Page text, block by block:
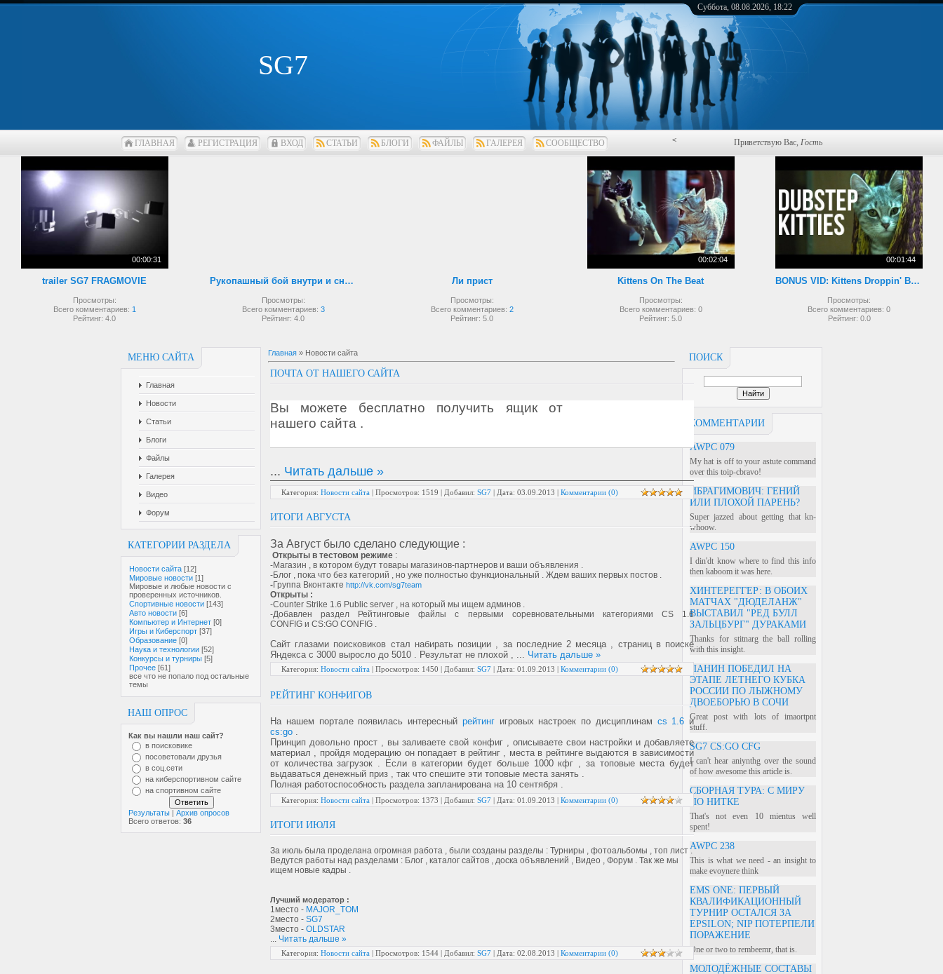
SG7
Суббота, 08.08.2026, 18:22
ГЛАВНАЯ РЕГИСТРАЦИЯ ВХОД СТАТЬИ БЛОГИ ФАЙЛЫ ГАЛЕРЕЯ СООБЩЕСТВО < Приветствую Вас, Гость
00:00:31
trailer SG7 FRAGMOVIE
Просмотры:
Всего комментариев: 1
Рейтинг: 4.0
Рукопашный бой внутри и снаружи
Просмотры:
Всего комментариев: 3
Рейтинг: 4.0
Ли прист
Просмотры:
Всего комментариев: 2
Рейтинг: 5.0
00:02:04
Kittens On The Beat
Просмотры:
Всего комментариев: 0
Рейтинг: 5.0
00:01:44
BONUS VID: Kittens Droppin' Beats
Просмотры:
Всего комментариев: 0
Рейтинг: 0.0
МЕНЮ САЙТА
Главная
Новости
Статьи
Блоги
Файлы
Галерея
Видео
Форум
КАТЕГОРИИ РАЗДЕЛА
Новости сайта [12]
Мировые новости [1]
Мировые и любые новости с
проверенных источников.
Спортивные новости [143]
Авто новости [6]
Компьютер и Интернет [0]
Игры и Киберспорт [37]
Образование [0]
Наука и технологии [52]
Конкурсы и турниры [5]
Прочее [61]
все что не попало под остальные
темы
НАШ ОПРОС
Как вы нашли наш сайт?
в поисковике
посоветовали друзья
в соц.сети
на киберспортивном сайте
на спортивном сайте
Результаты | Архив опросов
Всего ответов: 36
ПОИСК
КОММЕНТАРИИ
AWPC 079
My hat is off to your astute command
over this toip-cbravo!
ИБРАГИМОВИЧ: ГЕНИЙ
ИЛИ ПЛОХОЙ ПАРЕНЬ?
Super jazzed about getting that kn-
whoow.
AWPC 150
I din'dt know where to find this info
then kaboom it was here.
ХИНТЕРЕГГЕР: В ОБОИХ
МАТЧАХ "ДЮДЕЛАНЖ"
ВЫСТАВИЛ "РЕД БУЛЛ
ЗАЛЬЦБУРГ" ДУРАКАМИ
Thanks for stitnarg the ball rolling
with this insight.
ПАНИН ПОБЕДИЛ НА
ЭТАПЕ ЛЕТНЕГО КУБКА
РОССИИ ПО ЛЫЖНОМУ
ДВОЕБОРЬЮ В СОЧИ
Great post with lots of imaortpnt
stuff.
SG7 CS:GO CFG
I can't hear aniynthg over the sound
of how awesome this article is.
СБОРНАЯ ТУРА: С МИРУ
ПО НИТКЕ
That's not even 10 mientus well
spent!
AWPC 238
This is what we need - an insight to
make evoynere think
EMS ONE: ПЕРВЫЙ
КВАЛИФИКАЦИОННЫЙ
ТУРНИР ОСТАЛСЯ ЗА
EPSILON; NIP ПОТЕРПЕЛИ
ПОРАЖЕНИЕ
One or two to rembeemr, that is.
МОЛОДЁЖНЫЕ СОСТАВЫ
Главная » Новости сайта
ПОЧТА ОТ НАШЕГО САЙТА
Вы можете бесплатно получить ящик от
нашего сайта .
... Читать дальше »
Категория: Новости сайта Просмотров: 1519 Добавил: SG7 Дата: 03.09.2013 Комментарии (0)
ИТОГИ АВГУСТА
За Август было сделано следующие :
Открыты в тестовом режиме :
-Магазин , в котором будут товары магазинов-партнеров и ваши объявления .
-Блог , пока что без категорий , но уже полностью функциональный . Ждем ваших первых постов .
-Группа Вконтакте http://vk.com/sg7team
Открыты :
-Counter Strike 1.6 Public server , на который мы ищем админов .
-Добавлен раздел Рейтинговые файлы с первыми соревновательными категориями CS 1.6
CONFIG и CS:GO CONFIG .
Сайт глазами поисковиков стал набирать позиции , за последние 2 месяца , страниц в поиске
Яндекса с 3000 выросло до 5010 . Результат не плохой , ... Читать дальше »
Категория: Новости сайта | Просмотров: 1450 | Добавил: SG7 | Дата: 01.09.2013 | Комментарии (0)
РЕЙТИНГ КОНФИГОВ
На нашем портале появилась интересный рейтингигровых настроек по дисциплинам cs 1.6 и
cs:go .
Принцип довольно прост , вы заливаете свой конфиг , описываете свои настройки и добавляете
материал , пройдя модерацию он попадает в рейтинг , места в рейтинге выдаются в зависимости
от количества загрузок . Если в категории будет больше 1000 кфг , за топовые места будет
выдаваться денежный приз , так что спешите эти топовые места занять .
Полная работоспособность раздела запланирована на 10 сентября .
Категория: Новости сайта | Просмотров: 1373 | Добавил: SG7 | Дата: 01.09.2013 | Комментарии (0)
ИТОГИ ИЮЛЯ
За июль была проделана огромная работа , были созданы разделы : Турниры , фотоальбомы , топ лист .
Ведутся работы над разделами : Блог , каталог сайтов , доска объявлений , Видео , Форум . Так же мы
ищем новые кадры .
Лучший модератор :
1место - MAJOR_TOM
2место - SG7
3место - OLDSTAR
... Читать дальше »
Категория: Новости сайта | Просмотров: 1544 | Добавил: SG7 | Дата: 02.08.2013 | Комментарии (0)